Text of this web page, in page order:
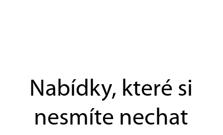
Nabídky, které si
nesmíte nechat